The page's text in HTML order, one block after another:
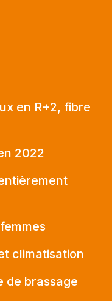
en R+2, fibre
2022
climatisation
de brassage